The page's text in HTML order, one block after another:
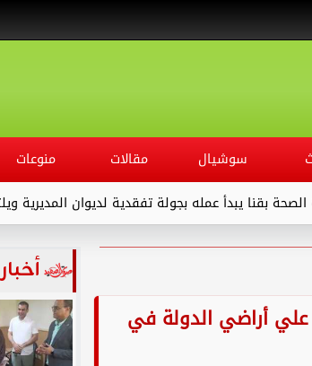
سوشيال مقالات منوعات
بجولة تفقدية لديوان المديرية ويلتقي العاملين.
الـ 28.. إزالة 207 حالة تعدى علي أراضي الدولة في
أخبار